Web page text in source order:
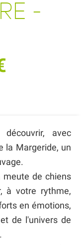
-
avec
la Margeride, un
meute de chiens
à votre rythme,
en émotions,
de l'univers de